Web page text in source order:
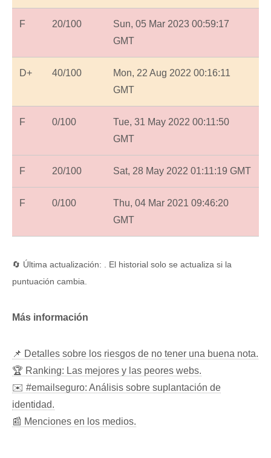
F 20/100
Sun, 05 Mar 2023 00:59:17
GMT
D+ 40/100
Mon, 22 Aug 2022 00:16:11
GMT
F 0/100
Tue, 31 May 2022 00:11:50
GMT
F 20/100 Sat, 28 May 2022 01:11:19 GMT
F 0/100
Thu, 04 Mar 2021 09:46:20
GMT
🔄 Última actualización: . El historial solo se actualiza si la
puntuación cambia.
Más información
📌 Detalles sobre los riesgos de no tener una buena nota.
🏆 Ranking: Las mejores y las peores webs.
✉️ #emailseguro: Análisis sobre suplantación de
identidad.
📰 Menciones en los medios.